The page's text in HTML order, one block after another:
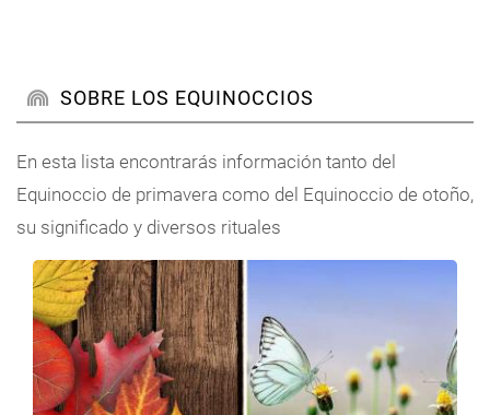
SOBRE LOS EQUINOCCIOS
En esta lista encontrarás información tanto del
Equinoccio de primavera como del Equinoccio de otoño,
su significado y diversos rituales